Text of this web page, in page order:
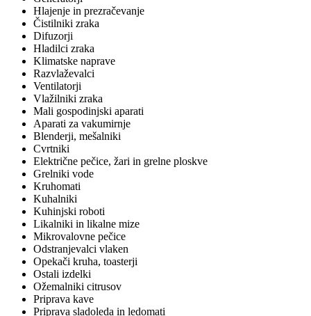
Hlajenje in prezračevanje
Čistilniki zraka
Difuzorji
Hladilci zraka
Klimatske naprave
Razvlaževalci
Ventilatorji
Vlažilniki zraka
Mali gospodinjski aparati
Aparati za vakumirnje
Blenderji, mešalniki
Cvrtniki
Električne pečice, žari in grelne ploskve
Grelniki vode
Kruhomati
Kuhalniki
Kuhinjski roboti
Likalniki in likalne mize
Mikrovalovne pečice
Odstranjevalci vlaken
Opekači kruha, toasterji
Ostali izdelki
Ožemalniki citrusov
Priprava kave
Priprava sladoleda in ledomati